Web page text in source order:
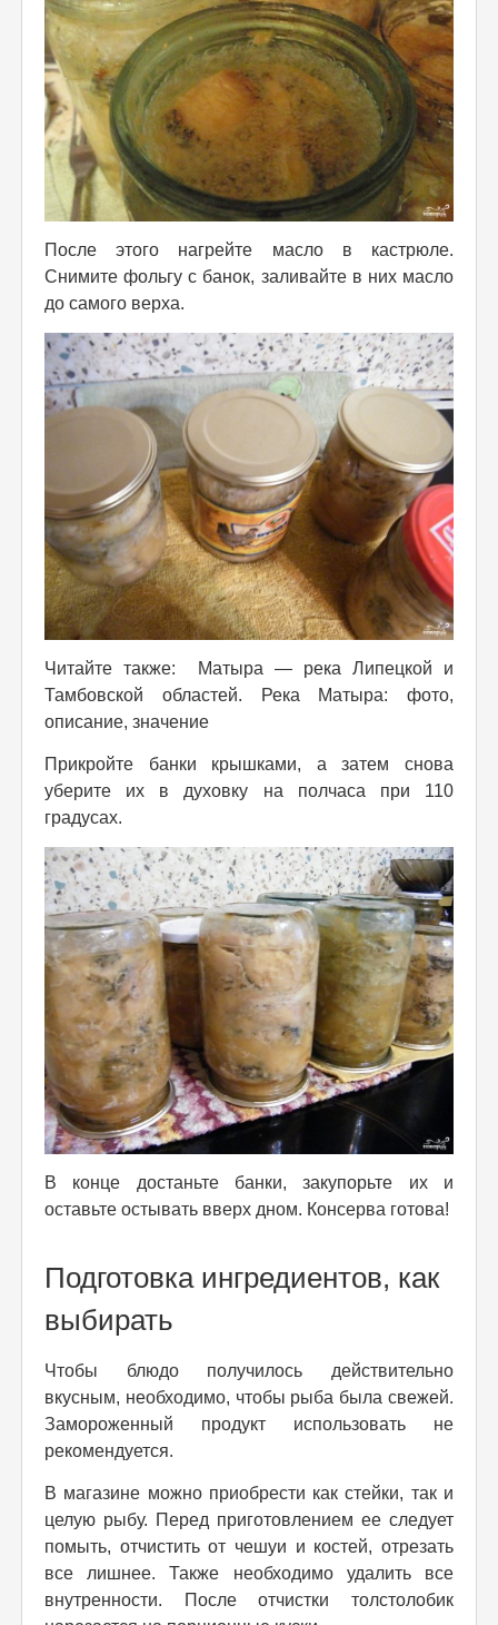
После этого нагрейте масло в кастрюле.
Снимите фольгу с банок, заливайте в них масло
до самого верха.
Читайте также: Матыра — река Липецкой и
Тамбовской областей. Река Матыра: фото,
описание, значение
Прикройте банки крышками, а затем снова
уберите их в духовку на полчаса при 110
градусах.
В конце достаньте банки, закупорьте их и
оставьте остывать вверх дном. Консерва готова!
Подготовка ингредиентов, как
выбирать
Чтобы блюдо получилось действительно
вкусным, необходимо, чтобы рыба была свежей.
Замороженный продукт использовать не
рекомендуется.
В магазине можно приобрести как стейки, так и
целую рыбу. Перед приготовлением ее следует
помыть, отчистить от чешуи и костей, отрезать
все лишнее. Также необходимо удалить все
внутренности. После отчистки толстолобик